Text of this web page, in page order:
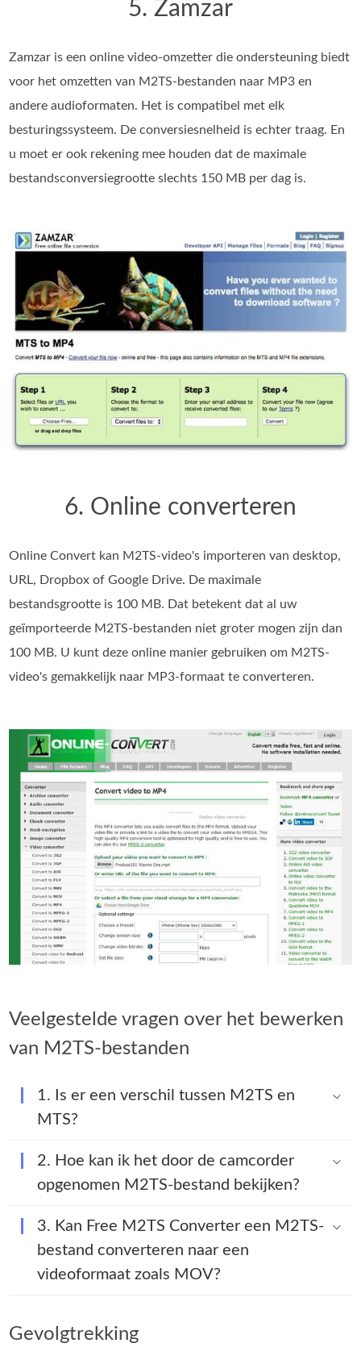
5. Zamzar
Zamzar is een online video-omzetter die ondersteuning biedt
voor het omzetten van M2TS-bestanden naar MP3 en
andere audioformaten. Het is compatibel met elk
besturingssysteem. De conversiesnelheid is echter traag. En
u moet er ook rekening mee houden dat de maximale
bestandsconversiegrootte slechts 150 MB per dag is.
6. Online converteren
Online Convert kan M2TS-video's importeren van desktop,
URL, Dropbox of Google Drive. De maximale
bestandsgrootte is 100 MB. Dat betekent dat al uw
geïmporteerde M2TS-bestanden niet groter mogen zijn dan
100 MB. U kunt deze online manier gebruiken om M2TS-
video's gemakkelijk naar MP3-formaat te converteren.
Veelgestelde vragen over het bewerken
van M2TS-bestanden
1. Is er een verschil tussen M2TS en
MTS?
2. Hoe kan ik het door de camcorder
opgenomen M2TS-bestand bekijken?
3. Kan Free M2TS Converter een M2TS-
bestand converteren naar een
videoformaat zoals MOV?
Gevolgtrekking